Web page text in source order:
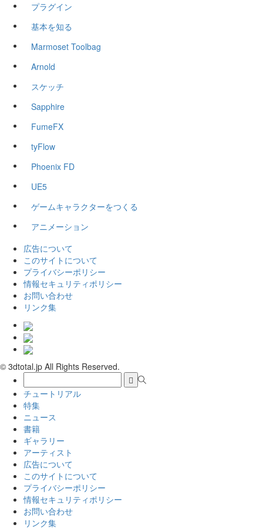
プラグイン
基本を知る
Marmoset Toolbag
Arnold
スケッチ
Sapphire
FumeFX
tyFlow
Phoenix FD
UE5
ゲームキャラクターをつくる
アニメーション
広告について
このサイトについて
プライバシーポリシー
情報セキュリティポリシー
お問い合わせ
リンク集
© 3dtotal.jp All Rights Reserved.
チュートリアル
特集
ニュース
書籍
ギャラリー
アーティスト
広告について
このサイトについて
プライバシーポリシー
情報セキュリティポリシー
お問い合わせ
リンク集